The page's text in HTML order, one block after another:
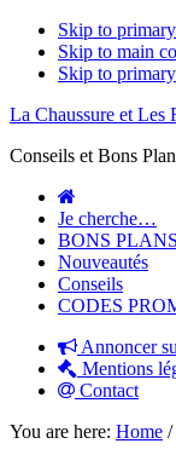
Skip to
Skip to main
Skip to
La Chaussure et Les
Conseils et Bons
Je cherche…
BONS PLANS
Nouveautés
Conseils
CODES
Annoncer
Mentions
Contact
You are here: Home /